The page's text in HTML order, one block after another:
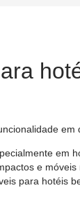
em
em
e
para hotéis